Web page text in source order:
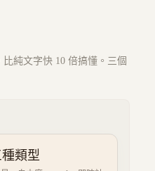
純文字快 10 倍搞懂。三個
類型